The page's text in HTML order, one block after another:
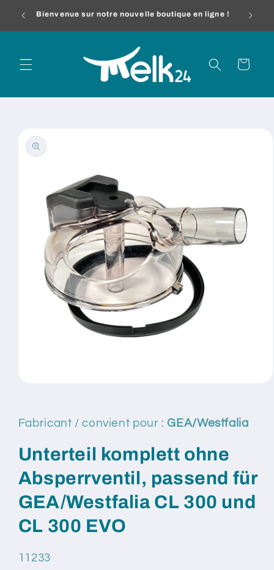
passerBienvenue sur notre nouvelle boutique en ligne !
Panier
informations
produits
dans
modale
Fabricant / convient pour :GEA/Westfalia
Unterteil komplett ohne
Absperrventil, passend für
GEA/Westfalia CL 300 und
CL 300 EVO
SKU:
11233